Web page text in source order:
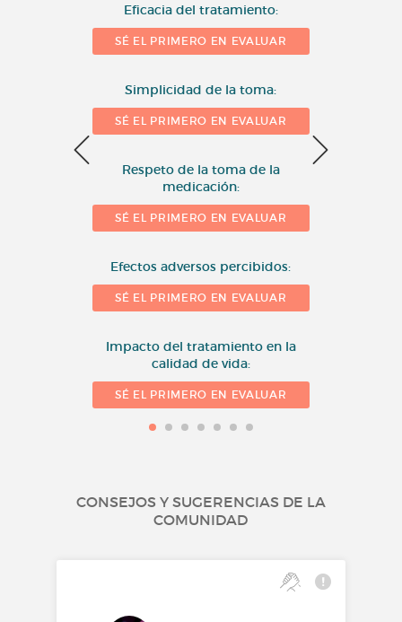
Eficacia del tratamiento:
SÉ EL PRIMERO EN EVALUAR
Simplicidad de la toma:
SÉ EL PRIMERO EN EVALUAR
Respeto de la toma de la
medicación:
SÉ EL PRIMERO EN EVALUAR
Efectos adversos percibidos:
SÉ EL PRIMERO EN EVALUAR
Impacto del tratamiento en la
calidad de vida:
SÉ EL PRIMERO EN EVALUAR
CONSEJOS Y SUGERENCIAS DE LA
COMUNIDAD